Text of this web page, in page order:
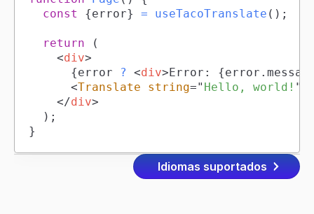
const
{error} = useTacoTranslate ( ) ;
return
(
<div>
{error ? <div>Error: {error .
<Translate string=" Hello, world! "
</div>
) ;
}
Idiomas suportados